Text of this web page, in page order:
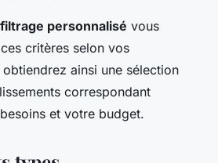
filtrage personnalisé vous
critères selon vos
ainsi une sélection
correspondant
et votre budget.